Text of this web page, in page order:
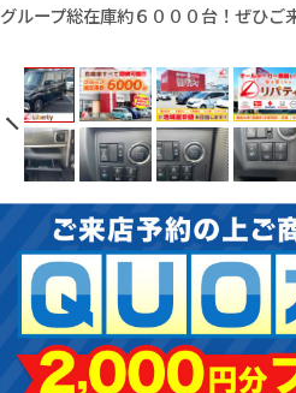
グループ総在庫約６０００台！ぜひ